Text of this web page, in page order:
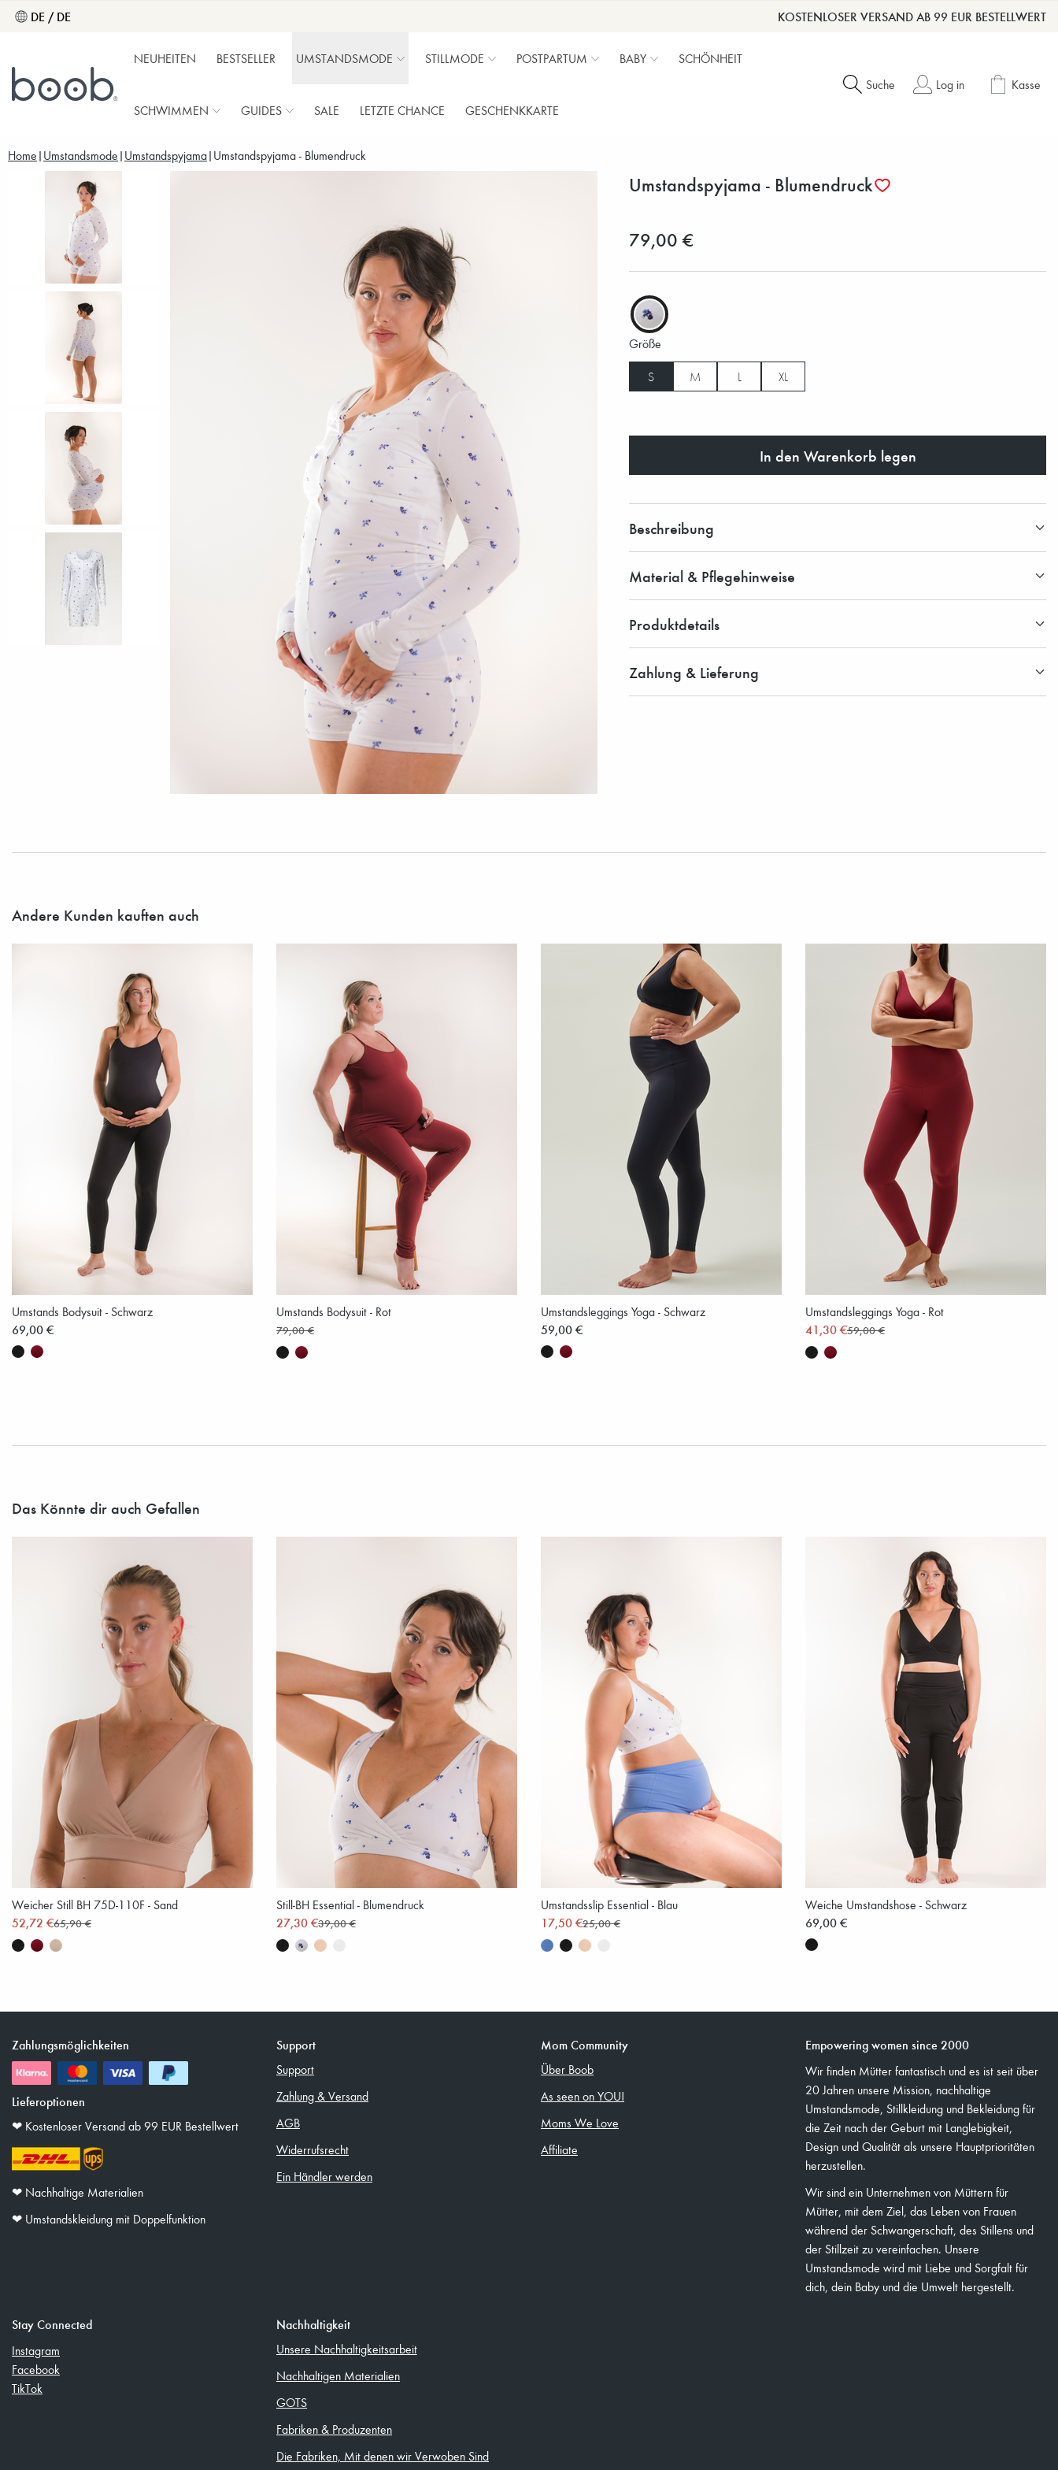
DE / DE KOSTENLOSER VERSAND AB 99 EUR BESTELLWERT
NEUHEITEN BESTSELLER UMSTANDSMODE STILLMODE POSTPARTUM BABY SCHÖNHEIT
SCHWIMMEN GUIDES SALE LETZTE CHANCE GESCHENKKARTE
Suche Log in Kasse
Home Umstandsmode Umstandspyjama Umstandspyjama - Blumendruck
Umstandspyjama - Blumendruck
79,00 €
Größe
S M L XL
In den Warenkorb legen
Beschreibung
Material & Pflegehinweise
Produktdetails
Zahlung & Lieferung
Andere Kunden kauften auch
Umstands Bodysuit - Schwarz
69,00 €
Umstands Bodysuit - Rot
79,00 €
Umstandsleggings Yoga - Schwarz
59,00 €
Umstandsleggings Yoga - Rot
41,30 €59,00 €
Das Könnte dir auch Gefallen
Weicher Still BH 75D-110F - Sand
52,72 €65,90 €
Still-BH Essential - Blumendruck
27,30 €39,00 €
Umstandsslip Essential - Blau
17,50 €25,00 €
Weiche Umstandshose - Schwarz
69,00 €
Zahlungsmöglichkeiten
Lieferoptionen
❤︎ Kostenloser Versand ab 99 EUR Bestellwert
❤︎ Nachhaltige Materialien
❤︎ Umstandskleidung mit Doppelfunktion
Support
Support
Zahlung & Versand
AGB
Widerrufsrecht
Ein Händler werden
Mom Community
Über Boob
As seen on YOU!
Moms We Love
Affiliate
Empowering women since 2000
Wir finden Mütter fantastisch und es ist seit über
20 Jahren unsere Mission, nachhaltige
Umstandsmode, Stillkleidung und Bekleidung für
die Zeit nach der Geburt mit Langlebigkeit,
Design und Qualität als unsere Hauptprioritäten
herzustellen.
Wir sind ein Unternehmen von Müttern für
Mütter, mit dem Ziel, das Leben von Frauen
während der Schwangerschaft, des Stillens und
der Stillzeit zu vereinfachen. Unsere
Umstandsmode wird mit Liebe und Sorgfalt für
dich, dein Baby und die Umwelt hergestellt.
Stay Connected
Instagram
Facebook
TikTok
Nachhaltigkeit
Unsere Nachhaltigkeitsarbeit
Nachhaltigen Materialien
GOTS
Fabriken & Produzenten
Die Fabriken, Mit denen wir Verwoben Sind